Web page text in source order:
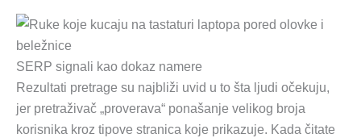
SERP signali kao dokaz namere
Rezultati pretrage su najbliži uvid u to šta ljudi očekuju,
jer pretraživač „proverava“ ponašanje velikog broja
korisnika kroz tipove stranica koje prikazuje. Kada čitate